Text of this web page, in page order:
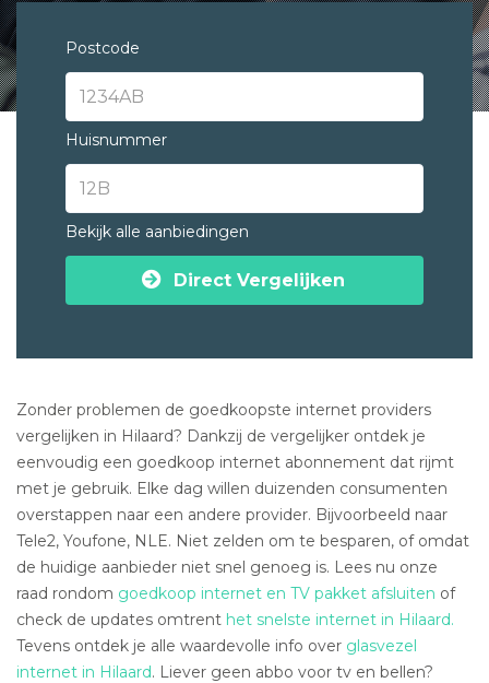
Postcode
Huisnummer
Bekijk alle aanbiedingen
Direct Vergelijken
Zonder problemen de goedkoopste internet providers
vergelijken in Hilaard? Dankzij de vergelijker ontdek je
eenvoudig een goedkoop internet abonnement dat rijmt
met je gebruik. Elke dag willen duizenden consumenten
overstappen naar een andere provider. Bijvoorbeeld naar
Tele2, Youfone, NLE. Niet zelden om te besparen, of omdat
de huidige aanbieder niet snel genoeg is. Lees nu onze
raad rondom goedkoop internet en TV pakket afsluiten of
check de updates omtrent het snelste internet in Hilaard.
Tevens ontdek je alle waardevolle info over glasvezel
internet in Hilaard. Liever geen abbo voor tv en bellen?